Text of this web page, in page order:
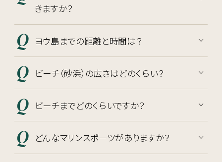
きますか？
ヨウ島までの距離と時間は？
ビーチ（砂浜）の広さはどのくらい？
ビーチまでどのくらいですか？
どんなマリンスポーツがありますか？